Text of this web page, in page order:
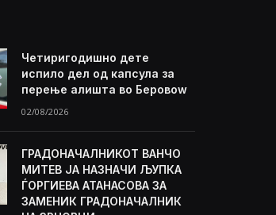
Четиригодишно дете
испило дел од капсула за
перење алишта во Беровоw
02/08/2026
ГРАДОНАЧАЛНИКОТ ВАНЧО
МИТЕВ ЈА НАЗНАЧИ ЉУПКА
ЃОРГИЕВА АТАНАСОВА ЗА
ЗАМЕНИК ГРАДОНАЧАЛНИК